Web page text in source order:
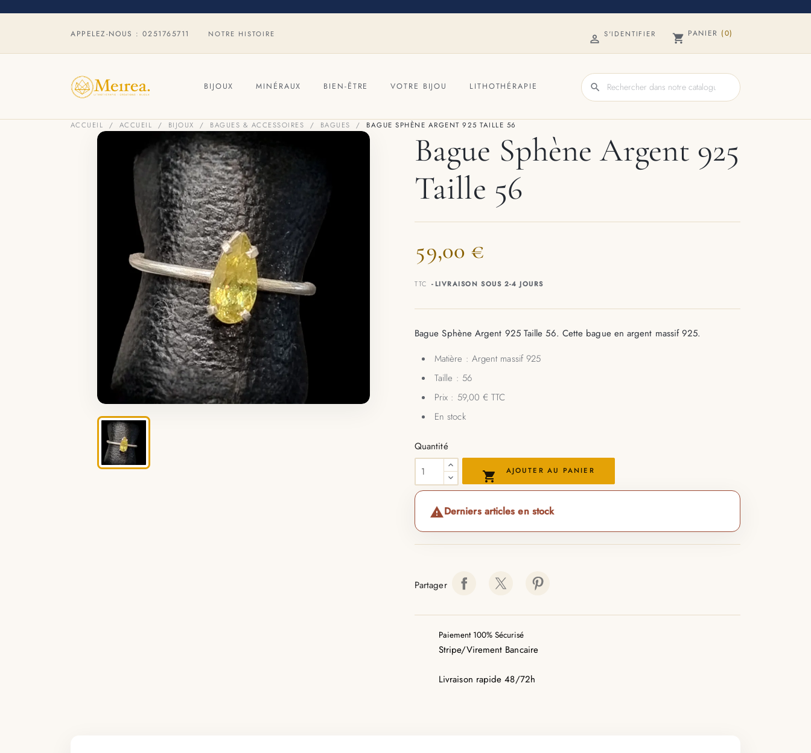
APPELEZ-NOUS :0251765711 NOTRE HISTOIRE  S'IDENTIFIER shopping_cart PANIER (0)
BIJOUX MINÉRAUX BIEN-ÊTRE VOTRE BIJOU LITHOTHÉRAPIE search
ACCUEIL ACCUEIL BIJOUX BAGUES & ACCESSOIRES BAGUES BAGUE SPHÈNE ARGENT 925 TAILLE 56
Bague Sphène Argent 925
Taille 56
59,00 €
TTC LIVRAISON SOUS 2-4 JOURS
Bague Sphène Argent 925 Taille 56. Cette bague en argent massif 925.
Matière : Argent massif 925
Taille : 56
Prix : 59,00 € TTC
En stock
Quantité
 AJOUTER AU PANIER
Derniers articles en stock
Partager
Paiement 100% Sécurisé
Stripe/Virement Bancaire
Livraison rapide 48/72h